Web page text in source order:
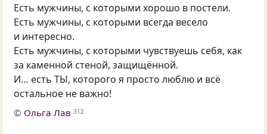
Есть мужчины, с которыми хорошо в постели.
Есть мужчины, с которыми всегда весело
и интересно.
Есть мужчины, с которыми чувствуешь себя, как
за каменной стеной, защищённой.
И… есть ТЫ, которого я просто люблю и всё
остальное не важно!
© Ольга Лав 312